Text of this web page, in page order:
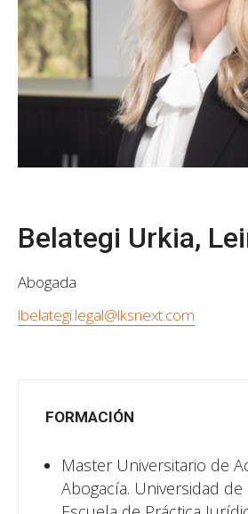
Belategi Urkia,
Abogada
lbelategi.legal@lksnext.com
FORMACIÓN
Master Universitario de
Abogacía. Universidad